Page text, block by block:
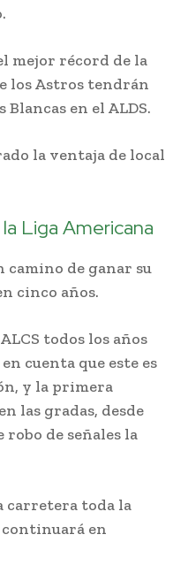
mejor récord de la
los Astros tendrán
en el ALDS.
la ventaja de local
Liga Americana
camino de ganar su
cinco años.
todos los años
cuenta que este es
y la primera
las gradas, desde
robo de señales la
carretera toda la
continuará en